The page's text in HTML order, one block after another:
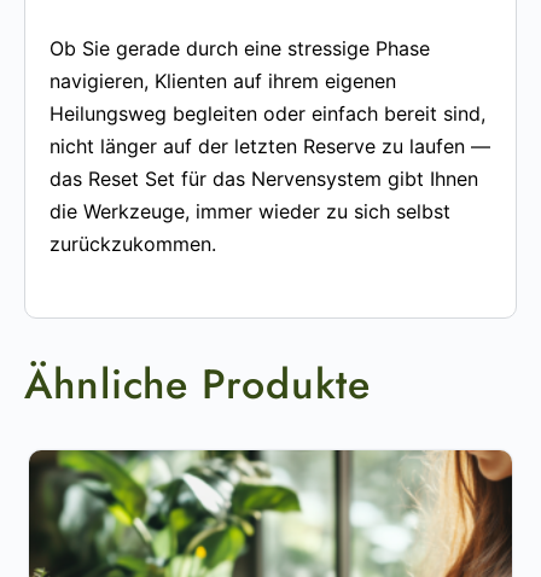
Ob Sie gerade durch eine stressige Phase
navigieren, Klienten auf ihrem eigenen
Heilungsweg begleiten oder einfach bereit sind,
nicht länger auf der letzten Reserve zu laufen —
das Reset Set für das Nervensystem gibt Ihnen
die Werkzeuge, immer wieder zu sich selbst
zurückzukommen.
Ähnliche Produkte